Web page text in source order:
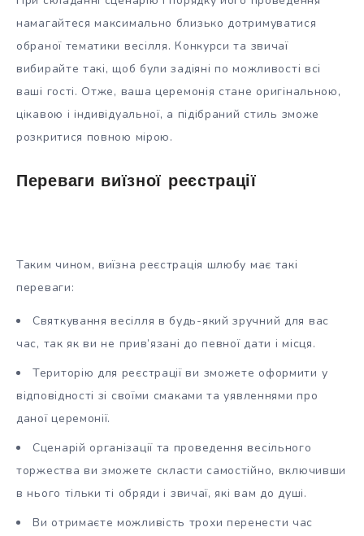
намагайтеся максимально близько дотримуватися
обраної тематики весілля. Конкурси та звичаї
вибирайте такі, щоб були задіяні по можливості всі
ваші гості. Отже, ваша церемонія стане оригінальною,
цікавою і індивідуальної, а підібраний стиль зможе
розкритися повною мірою.
Переваги виїзної реєстрації
Таким чином, виїзна реєстрація шлюбу має такі
переваги:
Святкування весілля в будь-який зручний для вас
час, так як ви не прив’язані до певної дати і місця.
Територію для реєстрації ви зможете оформити у
відповідності зі своїми смаками та уявленнями про
даної церемонії.
Сценарій організації та проведення весільного
торжества ви зможете скласти самостійно, включивши
в нього тільки ті обряди і звичаї, які вам до душі.
Ви отримаєте можливість трохи перенести час